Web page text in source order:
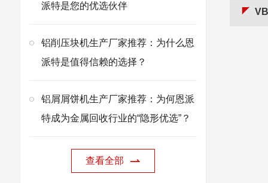
派特是您的优选伙伴
铝削压块机生产厂家推荐：为什么恩
派特是值得信赖的选择？
铝屑屑饼机生产厂家推荐：为何恩派
特成为金属回收行业的“隐形优选”？
查看全部